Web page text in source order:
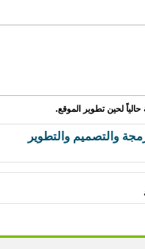
لحين تطوير الموقع.
والتصميم والتطوير